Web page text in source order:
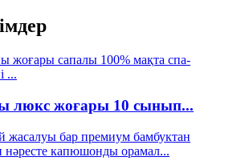
люкс жоғары 10 сынып...